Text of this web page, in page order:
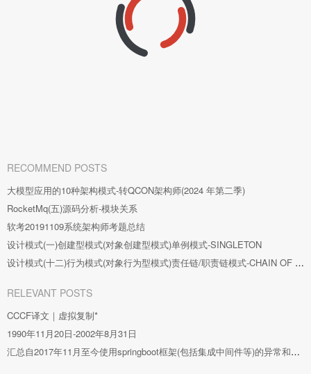
RECOMMEND POSTS
大模型应用的10种架构模式-转QCON架构师(2024 年第二季)
RocketMq(五)源码分析-模块关系
软考20191109系统架构师考题总结
设计模式(一)创建型模式(对象创建型模式)单例模式-SINGLETON
设计模式(十二)行为模式(对象行为型模式)责任链/职责链模式-CHAIN OF RESPONSIBILITY
RELEVANT POSTS
CCCF译文｜虚拟复制*
1990年11月20日-2002年8月31日
汇总自2017年11月至今使用springboot框架(包括集成中间件等)的异常和解决方案